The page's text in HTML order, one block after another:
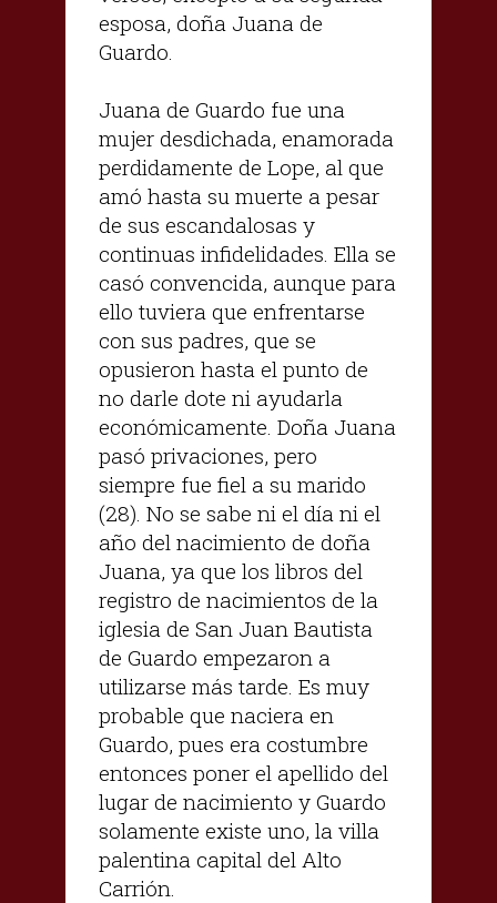
esposa, doña Juana de
Guardo.
Juana de Guardo fue una
mujer desdichada, enamorada
perdidamente de Lope, al que
amó hasta su muerte a pesar
de sus escandalosas y
continuas infidelidades. Ella se
casó convencida, aunque para
ello tuviera que enfrentarse
con sus padres, que se
opusieron hasta el punto de
no darle dote ni ayudarla
económicamente. Doña Juana
pasó privaciones, pero
siempre fue fiel a su marido
(28). No se sabe ni el día ni el
año del nacimiento de doña
Juana, ya que los libros del
registro de nacimientos de la
iglesia de San Juan Bautista
de Guardo empezaron a
utilizarse más tarde. Es muy
probable que naciera en
Guardo, pues era costumbre
entonces poner el apellido del
lugar de nacimiento y Guardo
solamente existe uno, la villa
palentina capital del Alto
Carrión.